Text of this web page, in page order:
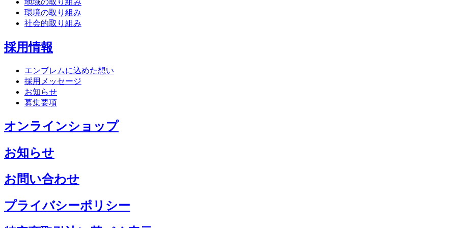
環境の取り組み
社会的取り組み
採用情報
エンブレムに込めた想い
採用メッセージ
お知らせ
募集要項
オンラインショップ
お知らせ
お問い合わせ
プライバシーポリシー